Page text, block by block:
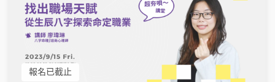
報名已截止